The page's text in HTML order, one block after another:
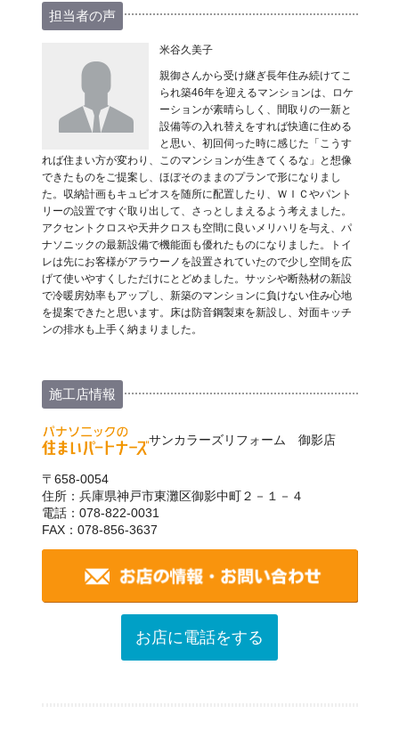
担当者の声
米谷久美子
親御さんから受け継ぎ長年住み続けてこ
られ築46年を迎えるマンションは、ロケ
ーションが素晴らしく、間取りの一新と
設備等の入れ替えをすれば快適に住める
と思い、初回伺った時に感じた「こうす
れば住まい方が変わり、このマンションが生きてくるな」と想像
できたものをご提案し、ほぼそのままのプランで形になりまし
た。収納計画もキュビオスを随所に配置したり、ＷＩＣやパント
リーの設置ですぐ取り出して、さっとしまえるよう考えました。
アクセントクロスや天井クロスも空間に良いメリハリを与え、パ
ナソニックの最新設備で機能面も優れたものになりました。トイ
レは先にお客様がアラウーノを設置されていたので少し空間を広
げて使いやすくしただけにとどめました。サッシや断熱材の新設
で冷暖房効率もアップし、新築のマンションに負けない住み心地
を提案できたと思います。床は防音鋼製束を新設し、対面キッチ
ンの排水も上手く納まりました。
施工店情報
サンカラーズリフォーム 御影店
〒658-0054
住所：兵庫県神戸市東灘区御影中町２－１－４
電話：078-822-0031
FAX：078-856-3637
お店に電話をする